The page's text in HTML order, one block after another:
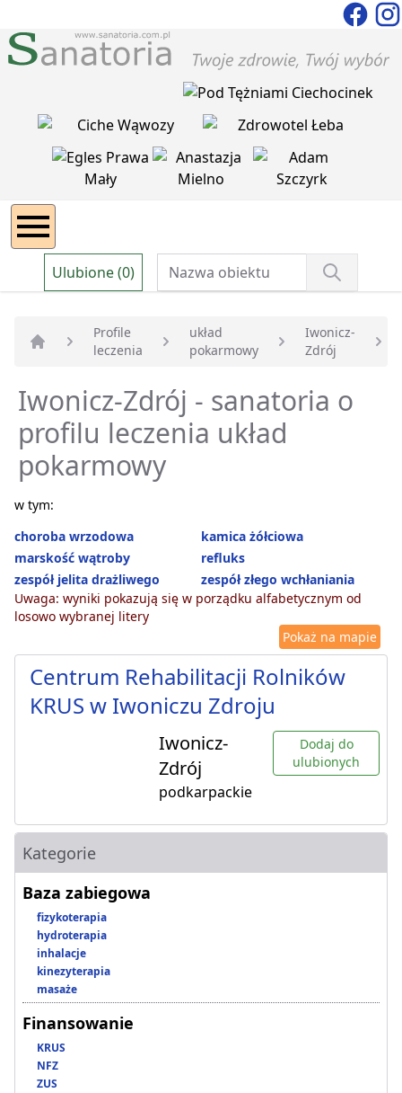
Ulubione (0)
Strona główna
Profile
leczenia
układ
pokarmowy
Iwonicz-
Zdrój
Iwonicz-Zdrój - sanatoria o
profilu leczenia układ
pokarmowy
w tym:
choroba wrzodowa
kamica żółciowa
marskość wątroby
refluks
zespół jelita drażliwego
zespół złego wchłaniania
Uwaga: wyniki pokazują się w porządku alfabetycznym od
losowo wybranej litery
Pokaż na mapie
Centrum Rehabilitacji Rolników
KRUS w Iwoniczu Zdroju
Iwonicz-
Zdrój
podkarpackie
Dodaj do
ulubionych
Kategorie
Baza zabiegowa
fizykoterapia
hydroterapia
inhalacje
kinezyterapia
masaże
Finansowanie
KRUS
NFZ
ZUS